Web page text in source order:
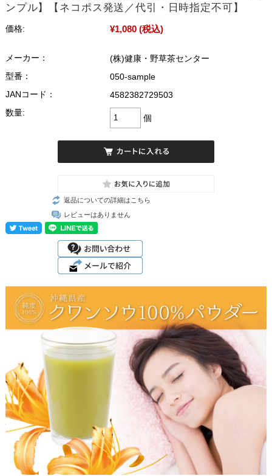
ンプル】【ネコポス発送／代引・日時指定不可】
価格: ¥1,080 (税込)
メーカー：
(株)健康・野草茶センター
型番：
050-sample
JANコード：
4582382729503
数量:
個
返品についての詳細はこちら
レビューはありません